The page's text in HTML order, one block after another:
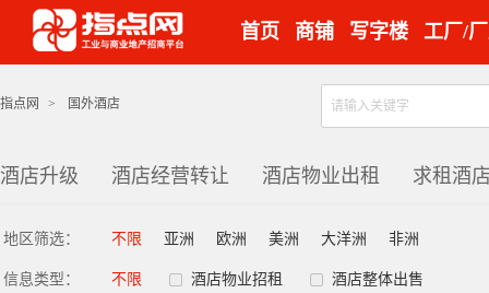
首页 商铺 写字楼 工厂/
指点网 > 国外酒店
酒店升级 酒店经营转让 酒店物业出租 求租酒
地区筛选： 不限 亚洲 欧洲 美洲 大洋洲 非洲
信息类型： 不限 酒店物业招租 酒店整体出售